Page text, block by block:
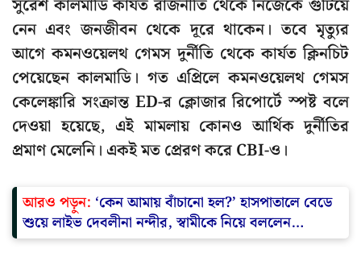
সুরেশ কালমাডি কার্যত রাজনীতি থেকে নিজেকে গুটিয়ে
নেন এবং জনজীবন থেকে দূরে থাকেন। তবে মৃত্যুর
আগে কমনওয়েলথ গেমস দুর্নীতি থেকে কার্যত ক্লিনচিট
পেয়েছেন কালমাডি। গত এপ্রিলে কমনওয়েলথ গেমস
কেলেঙ্কারি সংক্রান্ত ED-র ক্লোজার রিপোর্টে স্পষ্ট বলে
দেওয়া হয়েছে, এই মামলায় কোনও আর্থিক দুর্নীতির
প্রমাণ মেলেনি। একই মত প্রেরণ করে CBI-ও।
আরও পড়ুন: ‘কেন আমায় বাঁচানো হল?’ হাসপাতালে বেডে
শুয়ে লাইভ দেবলীনা নন্দীর, স্বামীকে নিয়ে বললেন…